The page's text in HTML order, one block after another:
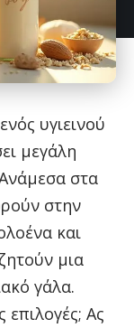
υγιεινού
μεγάλη
στα
στην
και
μια
γάλα.
επιλογές; Ας